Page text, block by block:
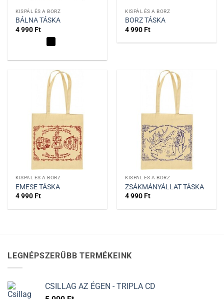
KISPÁL ÉS A BORZ
BÁLNA TÁSKA
4 990Ft
KISPÁL ÉS A BORZ
BORZ TÁSKA
4 990Ft
KISPÁL ÉS A BORZ
EMESE TÁSKA
4 990Ft
KISPÁL ÉS A BORZ
ZSÁKMÁNYÁLLAT TÁSKA
4 990Ft
LEGNÉPSZERŰBB TERMÉKEINK
CSILLAG AZ ÉGEN - TRIPLA CD